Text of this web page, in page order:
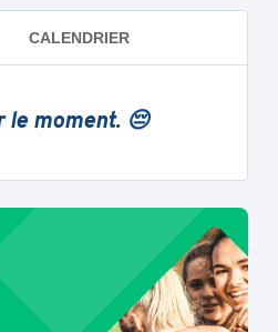
CALENDRIER
le moment. 😔